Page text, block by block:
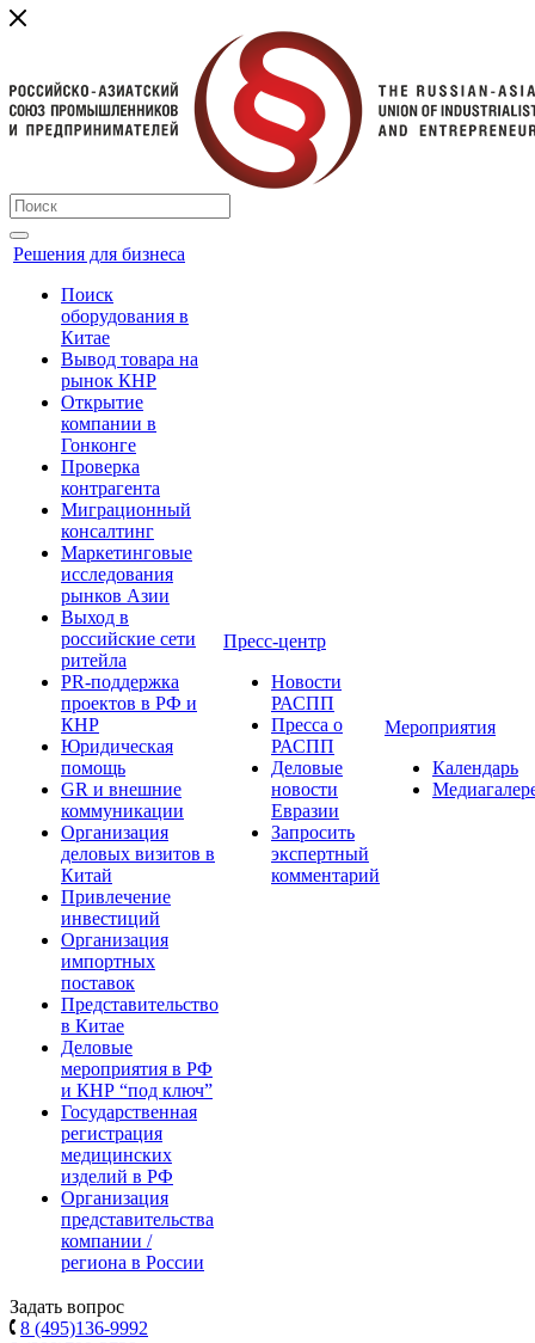
Решения для бизнеса
Поиск
оборудования в
Китае
Вывод товара на
рынок КНР
Открытие
компании в
Гонконге
Проверка
контрагента
Миграционный
консалтинг
Маркетинговые
исследования
рынков Азии
Выход в
российские сети
ритейла
PR-поддержка
проектов в РФ и
КНР
Юридическая
помощь
GR и внешние
коммуникации
Организация
деловых визитов в
Китай
Привлечение
инвестиций
Организация
импортных
поставок
Представительство
в Китае
Деловые
мероприятия в РФ
и КНР “под ключ”
Государственная
регистрация
медицинских
изделий в РФ
Организация
представительства
компании /
региона в России
Пресс-центр
Новости
РАСПП
Пресса о
РАСПП
Деловые
новости
Евразии
Запросить
экспертный
комментарий
Мероприятия
Календарь
Задать вопрос
8 (495)136-9992